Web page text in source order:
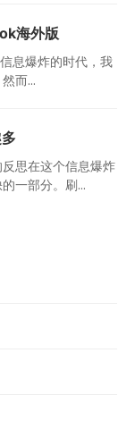
海外版
息爆炸的时代，我
而...
思在这个信息爆炸
一部分。刷...